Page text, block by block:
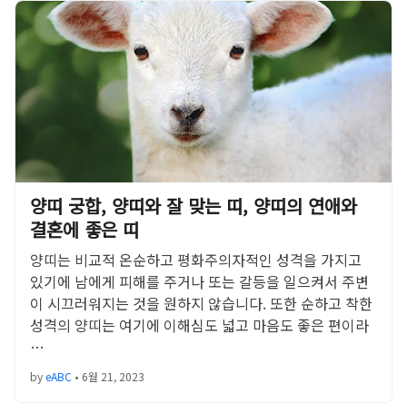
양띠 궁합, 양띠와 잘 맞는 띠, 양띠의 연애와
결혼에 좋은 띠
양띠는 비교적 온순하고 평화주의자적인 성격을 가지고
있기에 남에게 피해를 주거나 또는 갈등을 일으켜서 주변
이 시끄러워지는 것을 원하지 않습니다. 또한 순하고 착한
성격의 양띠는 여기에 이해심도 넓고 마음도 좋은 편이라
…
byeABC • 6월 21, 2023